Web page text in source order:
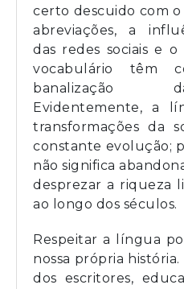
certo descuido com o
abreviações, a
das redes sociais e
vocabulário têm
banalização
Evidentemente, a
transformações da
constante evolução;
não significa
desprezar a riqueza
ao longo dos séculos.
Respeitar a língua
nossa própria
dos escritores,